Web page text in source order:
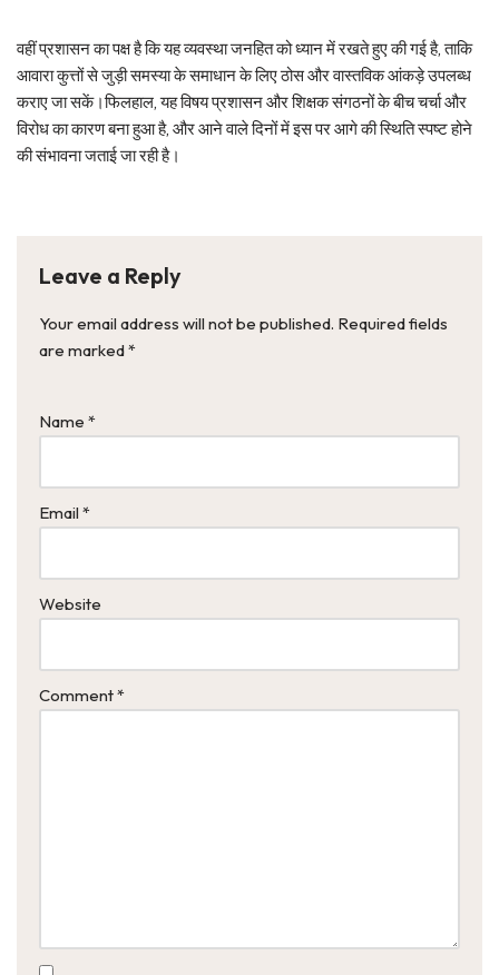
वहीं प्रशासन का पक्ष है कि यह व्यवस्था जनहित को ध्यान में रखते हुए की गई है, ताकि
आवारा कुत्तों से जुड़ी समस्या के समाधान के लिए ठोस और वास्तविक आंकड़े उपलब्ध
कराए जा सकें।फिलहाल, यह विषय प्रशासन और शिक्षक संगठनों के बीच चर्चा और
विरोध का कारण बना हुआ है, और आने वाले दिनों में इस पर आगे की स्थिति स्पष्ट होने
की संभावना जताई जा रही है।
Leave a Reply
Your email address will not be published. Required fields
are marked*
Name *
Email *
Website
Comment*